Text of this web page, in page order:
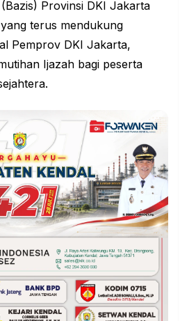
Provinsi DKI Jakarta
terus mendukung
Pemprov DKI Jakarta,
Ijazah bagi peserta